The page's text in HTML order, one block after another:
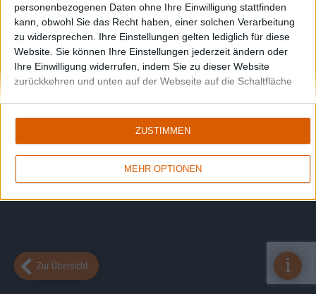
personenbezogenen Daten ohne Ihre Einwilligung stattfinden
kann, obwohl Sie das Recht haben, einer solchen Verarbeitung
zu widersprechen. Ihre Einstellungen gelten lediglich für diese
Website. Sie können Ihre Einstellungen jederzeit ändern oder
Ihre Einwilligung widerrufen, indem Sie zu dieser Website
zurückkehren und unten auf der Webseite auf die Schaltfläche
MEHR OPTIONEN
ZUSTIMMEN
Zur Übersicht i